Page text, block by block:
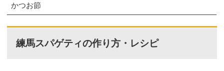
かつお節
練馬スパゲティの作り方・レシピ